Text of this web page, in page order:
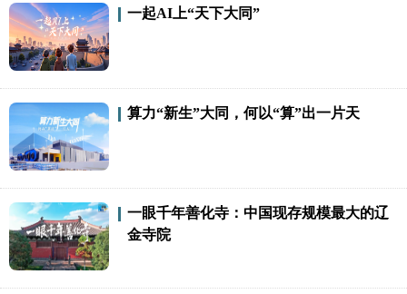
一起AI上“天下大同”
算力“新生”大同，何以“算”出一片天
一眼千年善化寺：中国现存规模最大的辽
金寺院